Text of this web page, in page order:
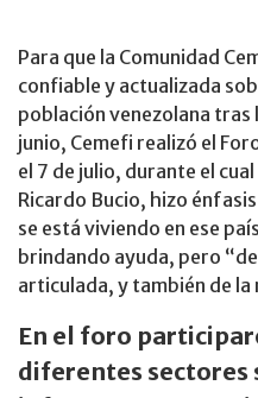
Para que la Comunidad
confiable y actualizada
población venezolana tras
junio, Cemefi realizó el
el 7 de julio, durante el
Ricardo Bucio, hizo
se está viviendo en ese
brindando ayuda, pero
articulada, y también de
En el foro
diferentes sectores